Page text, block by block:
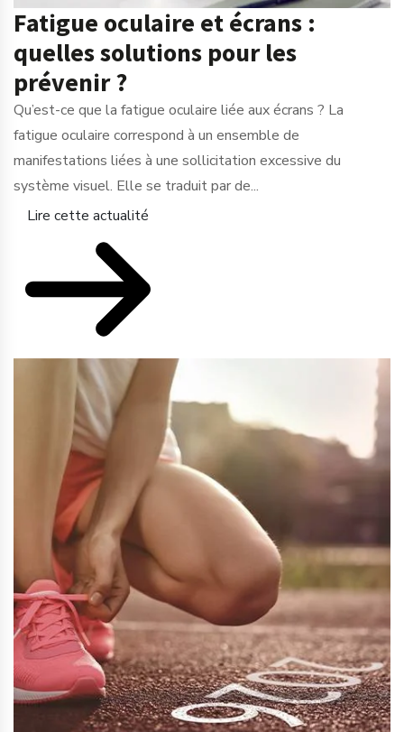
Fatigue oculaire et écrans :
quelles solutions pour les
prévenir ?
Qu’est-ce que la fatigue oculaire liée aux écrans ? La
fatigue oculaire correspond à un ensemble de
manifestations liées à une sollicitation excessive du
système visuel. Elle se traduit par de...
Lire cette actualité